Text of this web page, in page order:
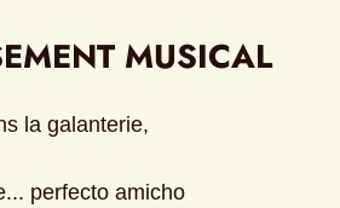
MUSICAL
la galanterie,
perfecto amicho